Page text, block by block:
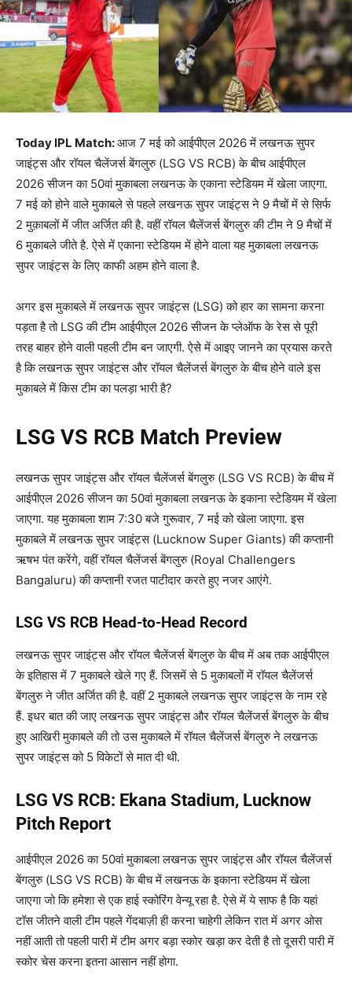
Today IPL Match:आज 7 मई को आईपीएल 2026 में लखनऊ सुपर
जाइंट्स और रॉयल चैलेंजर्स बेंगलुरु (LSG VS RCB) के बीच आईपीएल
2026 सीजन का 50वां मुकाबला लखनऊ के एकाना स्टेडियम में खेला जाएगा.
7 मई को होने वाले मुकाबले से पहले लखनऊ सुपर जाइंट्स ने 9 मैचों में से सिर्फ
2 मुक़ाबलों में जीत अर्जित की है. वहीं रॉयल चैलेंजर्स बेंगलुरु की टीम ने 9 मैचों में
6 मुकाबले जीते है. ऐसे में एकाना स्टेडियम में होने वाला यह मुकाबला लखनऊ
सुपर जाइंट्स के लिए काफी अहम होने वाला है.
अगर इस मुकाबले में लखनऊ सुपर जाइंट्स (LSG) को हार का सामना करना
पड़ता है तो LSG की टीम आईपीएल 2026 सीजन के प्लेऑफ के रेस से पूरी
तरह बाहर होने वाली पहली टीम बन जाएगी. ऐसे में आइए जानने का प्रयास करते
है कि लखनऊ सुपर जाइंट्स और रॉयल चैलेंजर्स बेंगलुरु के बीच होने वाले इस
मुकाबले में किस टीम का पलड़ा भारी है?
LSG VS RCB Match Preview
लखनऊ सुपर जाइंट्स और रॉयल चैलेंजर्स बेंगलुरु (LSG VS RCB) के बीच में
आईपीएल 2026 सीजन का 50वां मुकाबला लखनऊ के इकाना स्टेडियम में खेला
जाएगा. यह मुकाबला शाम 7:30 बजे गुरूवार, 7 मई को खेला जाएगा. इस
मुकाबले में लखनऊ सुपर जाइंट्स (Lucknow Super Giants) की कप्तानी
ऋषभ पंत करेंगे, वहीं रॉयल चैलेंजर्स बेंगलुरु (Royal Challengers
Bangaluru) की कप्तानी रजत पाटीदार करते हुए नजर आएंगे.
LSG VS RCB Head-to-Head Record
लखनऊ सुपर जाइंट्स और रॉयल चैलेंजर्स बेंगलुरु के बीच में अब तक आईपीएल
के इतिहास में 7 मुकाबले खेले गए हैं. जिसमें से 5 मुकाबलों में रॉयल चैलेंजर्स
बेंगलुरु ने जीत अर्जित की है. वहीं 2 मुकाबले लखनऊ सुपर जाइंट्स के नाम रहे
हैं. इधर बात की जाए लखनऊ सुपर जाइंट्स और रॉयल चैलेंजर्स बेंगलुरु के बीच
हुए आखिरी मुकाबले की तो उस मुकाबले में रॉयल चैलेंजर्स बेंगलुरु ने लखनऊ
सुपर जाइंट्स को 5 विकेटों से मात दी थी.
LSG VS RCB: Ekana Stadium, Lucknow
Pitch Report
आईपीएल 2026 का 50वां मुकाबला लखनऊ सुपर जाइंट्स और रॉयल चैलेंजर्स
बेंगलुरु (LSG VS RCB) के बीच में लखनऊ के इकाना स्टेडियम में खेला
जाएगा जो कि हमेशा से एक हाई स्कोरिंग वेन्यू रहा है. ऐसे में ये साफ है कि यहां
टॉस जीतने वाली टीम पहले गेंदबाज़ी ही करना चाहेगी लेकिन रात में अगर ओस
नहीं आती तो पहली पारी में टीम अगर बड़ा स्कोर खड़ा कर देती है तो दूसरी पारी में
स्कोर चेस करना इतना आसान नहीं होगा.